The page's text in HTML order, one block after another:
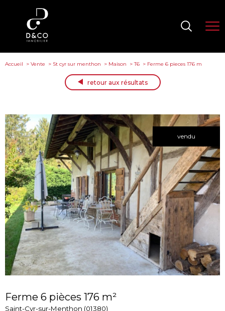
Accueil Vente St cyr sur menthon Maison T6 Ferme 6 pieces 176 m
retour aux résultats
vendu
Ferme 6 pièces 176 m²
Saint-Cyr-sur-Menthon (01380)